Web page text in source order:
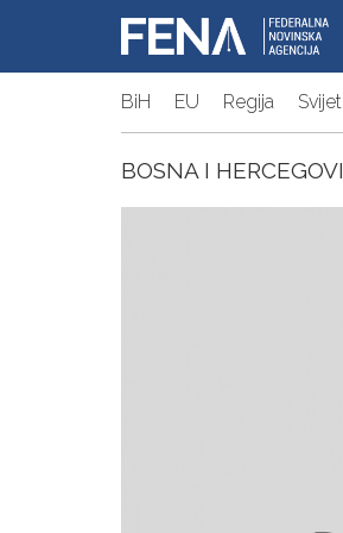
BiH EU Regija Svijet
BOSNA I